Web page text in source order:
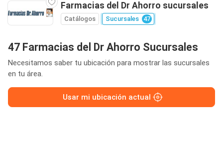
Farmacias del Dr Ahorro sucursales
Catálogos Sucursales 47
47 Farmacias del Dr Ahorro Sucursales
Necesitamos saber tu ubicación para mostrar las sucursales
en tu área.
Usar mi ubicación actual